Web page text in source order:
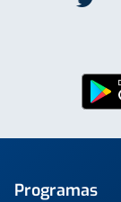
Programas